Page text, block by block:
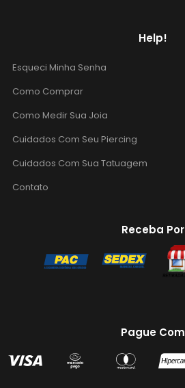
Help!
Esqueci Minha Senha
Como Comprar
Como Medir Sua Joia
Cuidados Com Seu Piercing
Cuidados Com Sua Tatuagem
Contato
Receba Por
Pague Com